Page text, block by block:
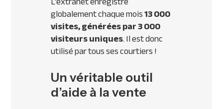
globalement chaque mois13 000
visites, générées par 3 000
visiteurs uniques. Il est donc
utilisé par tous ses courtiers !
Un véritable outil
d’aide à la vente